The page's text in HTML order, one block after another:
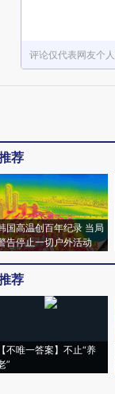
评论仅代表网友个
荐
国高温创百年纪录 当局
告停止一切户外活动
荐
【不唯一答案】不止“养
”